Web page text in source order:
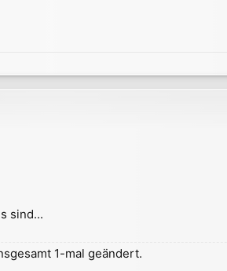
sind...
1-mal geändert.